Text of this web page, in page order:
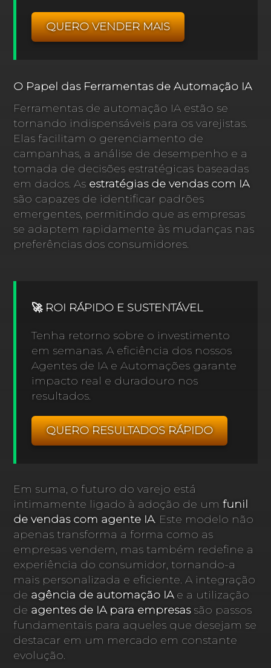
QUERO VENDER MAIS
O Papel das Ferramentas de Automação IA
Ferramentas de automação IA estão se
tornando indispensáveis para os varejistas.
Elas facilitam o gerenciamento de
campanhas, a análise de desempenho e a
tomada de decisões estratégicas baseadas
em dados. As estratégias de vendas com IA
são capazes de identificar padrões
emergentes, permitindo que as empresas
se adaptem rapidamente às mudanças nas
preferências dos consumidores.
🚀 ROI RÁPIDO E SUSTENTÁVEL
Tenha retorno sobre o investimento
em semanas. A eficiência dos nossos
Agentes de IA e Automações garante
impacto real e duradouro nos
resultados.
QUERO RESULTADOS RÁPIDO
Em suma, o futuro do varejo está
intimamente ligado à adoção de umfunil
de vendas com agente IA. Este modelo não
apenas transforma a forma como as
empresas vendem, mas também redefine a
experiência do consumidor, tornando-a
mais personalizada e eficiente. A integração
de agência de automação IAe a utilização
de agentes de IA para empresassão passos
fundamentais para aqueles que desejam se
destacar em um mercado em constante
evolução.